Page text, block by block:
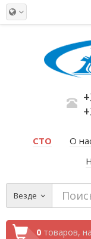
СТО О
Везде
0 товаров, на